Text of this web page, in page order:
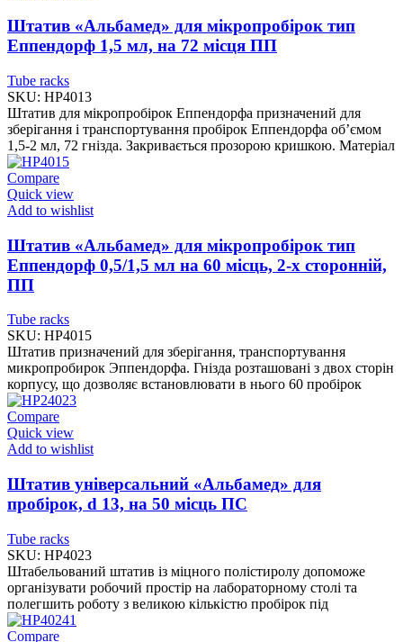
Штатив «Альбамед» для мікропробірок тип
Еппендорф 1,5 мл, на 72 місця ПП
Tube racks
SKU: HP4013
Штатив для мікропробірок Еппендорфа призначений для
зберігання і транспортування пробірок Еппендорфа об’ємом
1,5-2 мл, 72 гнізда. Закривається прозорою кришкою. Матеріал
Compare
Quick view
Add to wishlist
Штатив «Альбамед» для мікропробірок тип
Еппендорф 0,5/1,5 мл на 60 місць, 2-х сторонній,
ПП
Tube racks
SKU: HP4015
Штатив призначений для зберігання, транспортування
микропробирок Эппендорфа. Гнізда розташовані з двох сторін
корпусу, що дозволяє встановлювати в нього 60 пробірок
Compare
Quick view
Add to wishlist
Штатив універсальний «Альбамед» для
пробірок, d 13, на 50 місць ПС
Tube racks
SKU: HP4023
Штабельований штатив із міцного полістиролу допоможе
організувати робочий простір на лабораторному столі та
полегшить роботу з великою кількістю пробірок під
Compare